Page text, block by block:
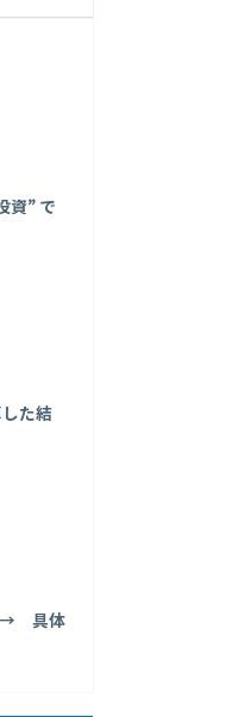
資” で
た結
具体